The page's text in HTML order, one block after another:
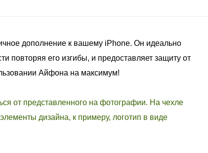
дополнение к вашему iPhone. Он идеально
повторяя его изгибы, и предоставляет защиту от
Айфона на максимум!
от представленного на фотографии. На чехле
дизайна, к примеру, логотип в виде